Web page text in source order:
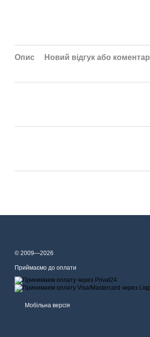
Опис Новий відгук або коментар
© 2009—2026
Приймаємо до оплати
Мобільна версія